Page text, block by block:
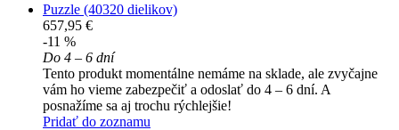
Puzzle (40320 dielikov)
657,95 €
-11 %
Do 4 – 6 dní
Tento produkt momentálne nemáme na sklade, ale zvyčajne
vám ho vieme zabezpečiť a odoslať do 4 – 6 dní. A
posnažíme sa aj trochu rýchlejšie!
Pridať do zoznamu